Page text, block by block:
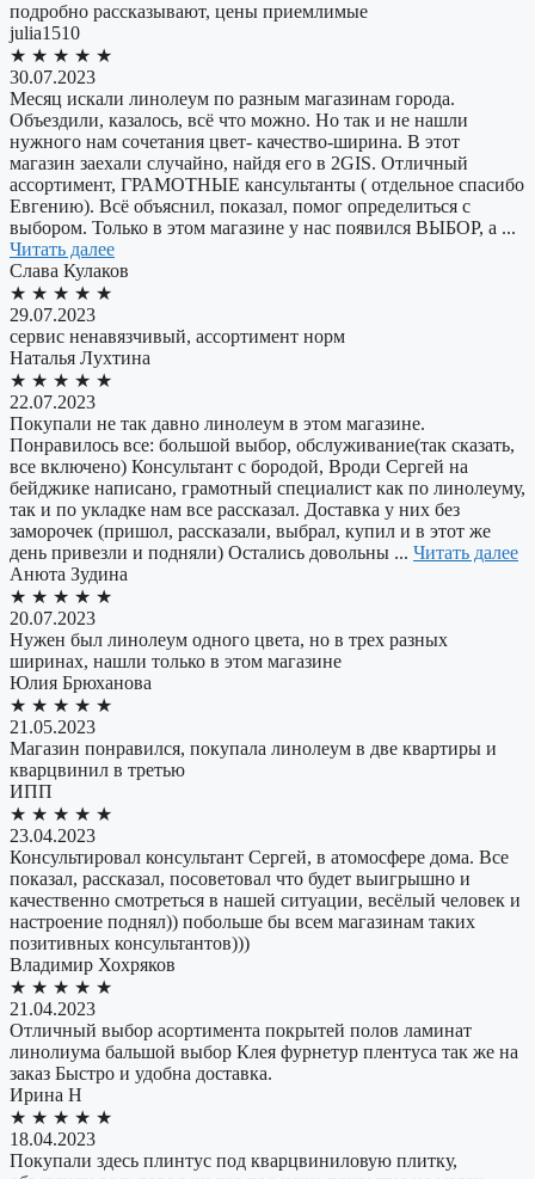
подробно рассказывают, цены приемлимые
julia1510
★ ★ ★ ★ ★
30.07.2023
Месяц искали линолеум по разным магазинам города.
Объездили, казалось, всё что можно. Но так и не нашли
нужного нам сочетания цвет- качество-ширина. В этот
магазин заехали случайно, найдя его в 2GIS. Отличный
ассортимент, ГРАМОТНЫЕ кансультанты ( отдельное спасибо
Евгению). Всё объяснил, показал, помог определиться с
выбором. Только в этом магазине у нас появился ВЫБОР, а ...
Читать далее
Слава Кулаков
★ ★ ★ ★ ★
29.07.2023
сервис ненавязчивый, ассортимент норм
Наталья Лухтина
★ ★ ★ ★ ★
22.07.2023
Покупали не так давно линолеум в этом магазине.
Понравилось все: большой выбор, обслуживание(так сказать,
все включено) Консультант с бородой, Вроди Сергей на
бейджике написано, грамотный специалист как по линолеуму,
так и по укладке нам все рассказал. Доставка у них без
заморочек (пришол, рассказали, выбрал, купил и в этот же
день привезли и подняли) Остались довольны ... Читать далее
​Анюта Зудина
★ ★ ★ ★ ★
20.07.2023
Нужен был линолеум одного цвета, но в трех разных
ширинах, нашли только в этом магазине
​Юлия Брюханова
★ ★ ★ ★ ★
21.05.2023
Магазин понравился, покупала линолеум в две квартиры и
кварцвинил в третью
ИПП
★ ★ ★ ★ ★
23.04.2023
Консультировал консультант Сергей, в атомосфере дома. Все
показал, рассказал, посоветовал что будет выигрышно и
качественно смотреться в нашей ситуации, весёлый человек и
настроение поднял)) побольше бы всем магазинам таких
позитивных консультантов)))
Владимир Хохряков
★ ★ ★ ★ ★
21.04.2023
Отличный выбор асортимента покрытей полов ламинат
линолиума бальшой выбор Клея фурнетур плентуса так же на
заказ Быстро и удобна доставка.
​Ирина Н
★ ★ ★ ★ ★
18.04.2023
Покупали здесь плинтус под кварцвиниловую плитку,